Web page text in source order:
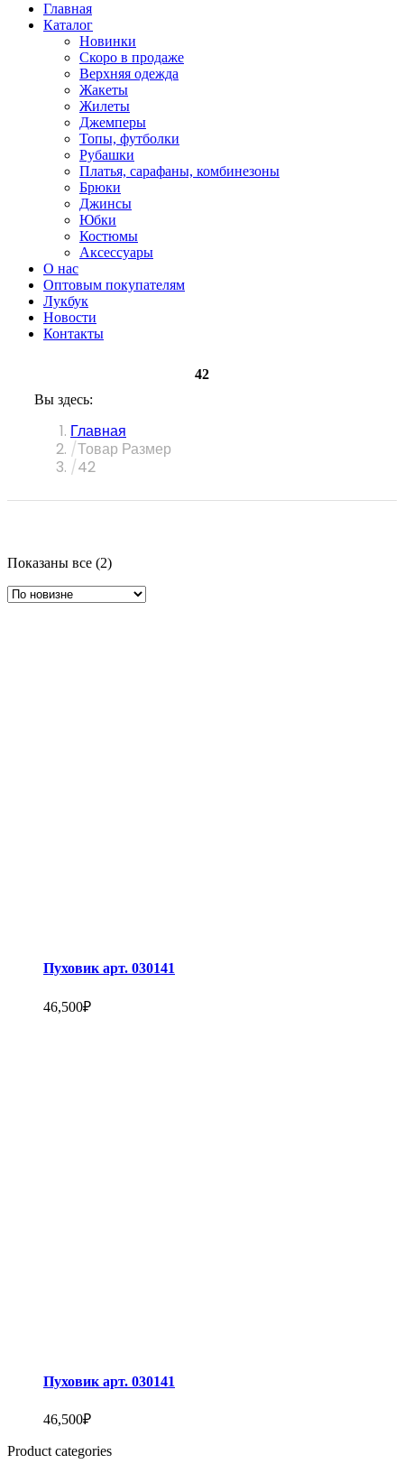
Главная
Каталог
Новинки
Скоро в продаже
Верхняя одежда
Жакеты
Жилеты
Джемперы
Топы, футболки
Рубашки
Платья, сарафаны, комбинезоны
Брюки
Джинсы
Юбки
Костюмы
Аксессуары
О нас
Оптовым покупателям
Лукбук
Новости
Контакты
42
Вы здесь:
Главная
Товар Размер
42
Показаны все (2)Сортировка:
недавние
Пуховик арт. 030141
46,500₽
Пуховик арт. 030141
46,500₽
товар
Product categories